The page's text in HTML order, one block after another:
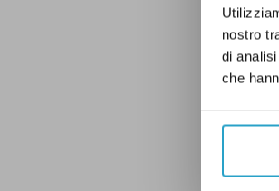
nostro
di
che